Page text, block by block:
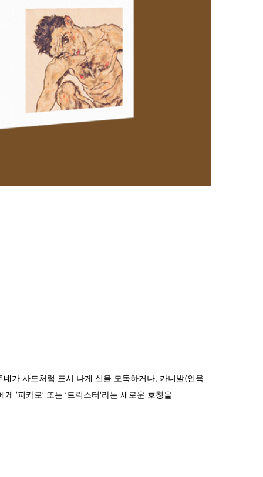
가 사드처럼 표시 나게 신을 모독하거나, 카니발(인육
’피카로‘ 또는 ’트릭스터‘라는 새로운 호칭을